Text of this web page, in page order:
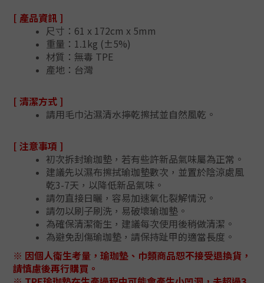
[ 產品資訊 ]
尺寸：61 x 172cm x 5mm
重量：1.1kg (±5%)
材質：無毒 TPE
產地：台灣
[ 清潔方式 ]
請用毛巾沾濕清水擰乾擦拭並自然風乾。
[ 注意事項 ]
初次拆封瑜珈墊，若有些許新品氣味屬為正常。
建議先以濕布擦拭瑜珈墊數次，並置於陰涼處風
乾3-7天，以降低新品氣味。
請勿直接日曬，容易加速氧化裂解情況。
請勿以刷子刷洗，易破壞瑜珈墊。
為確保清潔衛生，建議每次使用後稍做清潔。
為避免刮傷瑜珈墊，請保持趾甲的適當長度。
※ 因個人衛生考量，瑜珈墊、巾類商品恕不接受退換貨，
請慎慮後再行購買。